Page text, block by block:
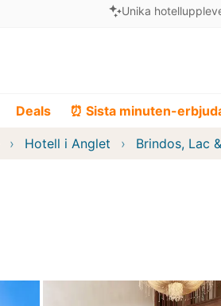
Unika
Deals ⏰ Sista minuten-
Hotell i Anglet Brindos, Lac